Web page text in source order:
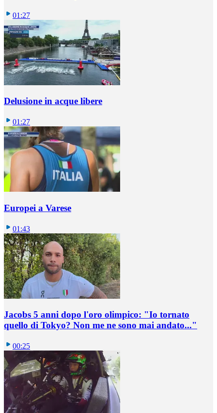
01:27
Delusione in acque libere
01:27
Europei a Varese
01:43
Jacobs 5 anni dopo l'oro olimpico: "Io tornato
quello di Tokyo? Non me ne sono mai andato..."
00:25